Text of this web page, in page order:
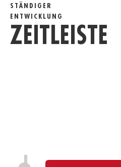
STÄNDIGER
ENTWICKLUNG
ZEITLEISTE